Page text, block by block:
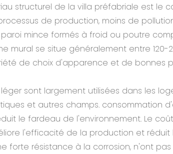
structurel de la villa préfabriale est
de production, moins de
mince formés à froid ou poutre
mural se situe généralement entre
de choix d'apparence et de bonnes
sont largement utilisées dans les
et autres champs. consommation
le fardeau de l'environnement. Le
l'efficacité de la production et
forte résistance à la corrosion, n'ont